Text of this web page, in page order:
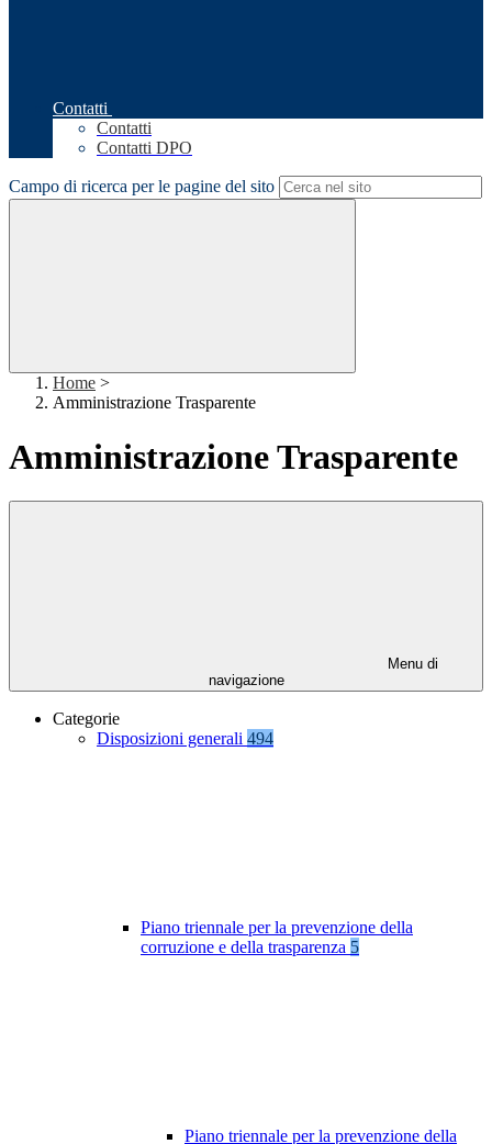
Contatti
Contatti
Contatti DPO
Campo di ricerca per le pagine del sito
Home >
Amministrazione Trasparente
Amministrazione Trasparente
Menu di
navigazione
Categorie
Disposizioni generali 494
Piano triennale per la prevenzione della
corruzione e della trasparenza 5
Piano triennale per la prevenzione della